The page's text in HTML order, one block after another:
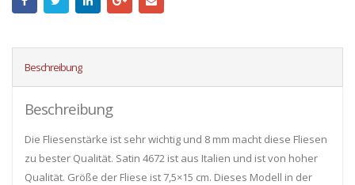
Beschreibung
Beschreibung
Die Fliesenstärke ist sehr wichtig und 8 mm macht diese Fliesen
zu bester Qualität. Satin 4672 ist aus Italien und ist von hoher
Qualität. Größe der Fliese ist 7,5×15 cm. Dieses Modell in der